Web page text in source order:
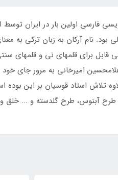
بود. نام آرکان به زبان ترکی
برای قلمهای نی و قلمهای
غلامحسین امیرخانی به مرور جای
تلاش استاد قوسیان بر این
آبنوس، طرح گلدسته و ... خلق و